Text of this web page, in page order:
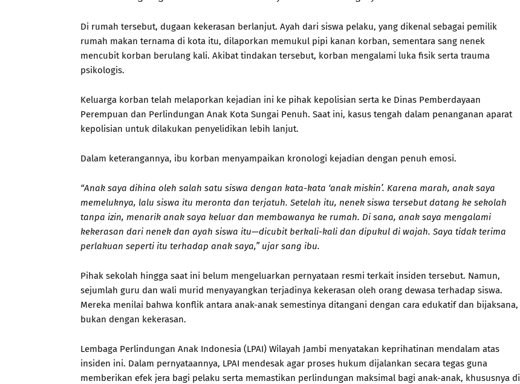
Di rumah tersebut, dugaan kekerasan berlanjut. Ayah dari siswa pelaku, yang dikenal sebagai pemilik
rumah makan ternama di kota itu, dilaporkan memukul pipi kanan korban, sementara sang nenek
mencubit korban berulang kali. Akibat tindakan tersebut, korban mengalami luka fisik serta trauma
psikologis.
Keluarga korban telah melaporkan kejadian ini ke pihak kepolisian serta ke Dinas Pemberdayaan
Perempuan dan Perlindungan Anak Kota Sungai Penuh. Saat ini, kasus tengah dalam penanganan aparat
kepolisian untuk dilakukan penyelidikan lebih lanjut.
Dalam keterangannya, ibu korban menyampaikan kronologi kejadian dengan penuh emosi.
“Anak saya dihina oleh salah satu siswa dengan kata-kata ‘anak miskin’. Karena marah, anak saya
memeluknya, lalu siswa itu meronta dan terjatuh. Setelah itu, nenek siswa tersebut datang ke sekolah
tanpa izin, menarik anak saya keluar dan membawanya ke rumah. Di sana, anak saya mengalami
kekerasan dari nenek dan ayah siswa itu—dicubit berkali-kali dan dipukul di wajah. Saya tidak terima
perlakuan seperti itu terhadap anak saya,” ujar sang ibu.
Pihak sekolah hingga saat ini belum mengeluarkan pernyataan resmi terkait insiden tersebut. Namun,
sejumlah guru dan wali murid menyayangkan terjadinya kekerasan oleh orang dewasa terhadap siswa.
Mereka menilai bahwa konflik antara anak-anak semestinya ditangani dengan cara edukatif dan bijaksana,
bukan dengan kekerasan.
Lembaga Perlindungan Anak Indonesia (LPAI) Wilayah Jambi menyatakan keprihatinan mendalam atas
insiden ini. Dalam pernyataannya, LPAI mendesak agar proses hukum dijalankan secara tegas guna
memberikan efek jera bagi pelaku serta memastikan perlindungan maksimal bagi anak-anak, khususnya di